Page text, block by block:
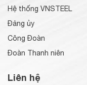
Hệ thống VNSTEEL
Đảng ủy
Công Đoàn
Đoàn Thanh niên
Liên hệ